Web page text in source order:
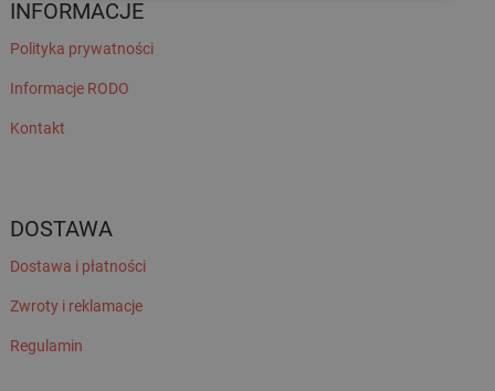
INFORMACJE
Polityka prywatności
Informacje RODO
Kontakt
DOSTAWA
Dostawa i płatności
Zwroty i reklamacje
Regulamin